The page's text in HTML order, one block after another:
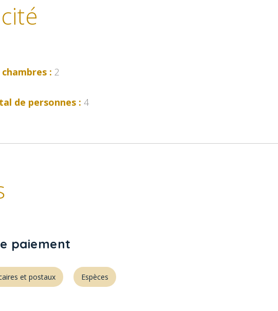
: 2
de personnes : 4
paiement
et postaux Espèces